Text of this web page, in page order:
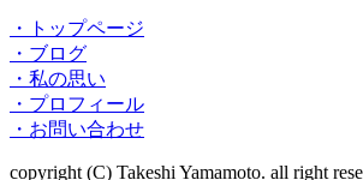
・トップページ
・ブログ
・私の思い
・プロフィール
・お問い合わせ
copyright (C) Takeshi Yamamoto. all right